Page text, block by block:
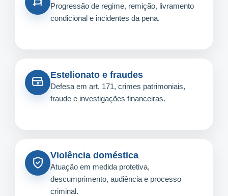
Progressão de regime, remição, livramento
condicional e incidentes da pena.
Estelionato e fraudes
Defesa em art. 171, crimes patrimoniais,
fraude e investigações financeiras.
Violência doméstica
Atuação em medida protetiva,
descumprimento, audiência e processo
criminal.